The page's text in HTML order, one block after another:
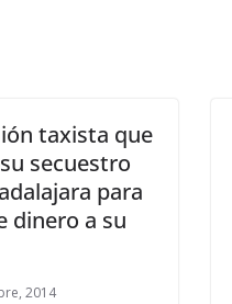
taxista que
secuestro
para
dinero a su
2014